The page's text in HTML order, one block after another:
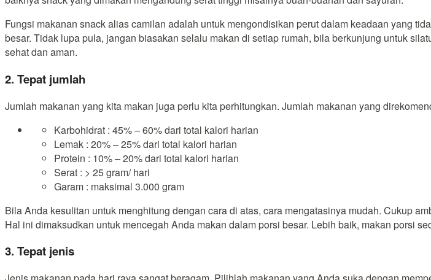
Fungsi makanan snack alias camilan adalah untuk mengondisikan perut dalam keadaan yang
besar. Tidak lupa pula, jangan biasakan selalu makan di setiap rumah, bila berkunjung untuk
sehat dan aman.
2. Tepat jumlah
Jumlah makanan yang kita makan juga perlu kita perhitungkan. Jumlah makanan yang
Karbohidrat : 45% – 60% dari total kalori harian
Lemak : 20% – 25% dari total kalori harian
Protein : 10% – 20% dari total kalori harian
Serat : > 25 gram/ hari
Garam : maksimal 3.000 gram
Bila Anda kesulitan untuk menghitung dengan cara di atas, cara mengatasinya mudah. Cukup
Hal ini dimaksudkan untuk mencegah Anda makan dalam porsi besar. Lebih baik, makan porsi
3. Tepat jenis